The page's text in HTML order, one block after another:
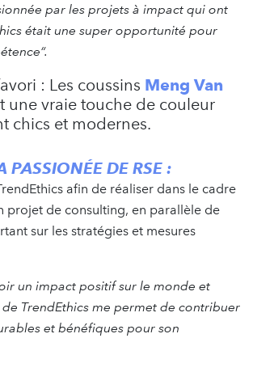
par les projets à impact qui ont
était une super opportunité pour
: Les coussins Meng Van
une vraie touche de couleur
chics et modernes.
PASSIONÉE DE RSE :
afin de réaliser dans le cadre
projet de consulting, en parallèle de
sur les stratégies et mesures
un impact positif sur le monde et
TrendEthics me permet de contribuer
et bénéfiques pour son